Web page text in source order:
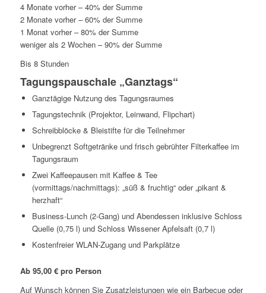
4 Monate vorher – 40% der Summe
2 Monate vorher – 60% der Summe
1 Monat vorher – 80% der Summe
weniger als 2 Wochen – 90% der Summe
Bis 8 Stunden
Tagungspauschale „Ganztags“
Ganztägige Nutzung des Tagungsraumes
Tagungstechnik (Projektor, Leinwand, Flipchart)
Schreibblöcke & Bleistifte für die Teilnehmer
Unbegrenzt Softgetränke und frisch gebrühter Filterkaffee im
Tagungsraum
Zwei Kaffeepausen mit Kaffee & Tee
(vormittags/nachmittags): „süß & fruchtig“ oder „pikant &
herzhaft“
Business-Lunch (2-Gang) und Abendessen inklusive Schloss
Quelle (0,75 l) und Schloss Wissener Apfelsaft (0,7 l)
Kostenfreier WLAN-Zugang und Parkplätze
Ab 95,00 € pro Person
Auf Wunsch können Sie Zusatzleistungen wie ein Barbecue oder